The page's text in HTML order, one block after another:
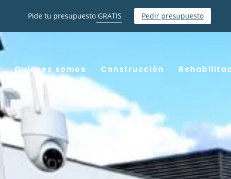
Pide tu presupuestoGRATIS Pedir presupuesto
Quienes somos Construcción